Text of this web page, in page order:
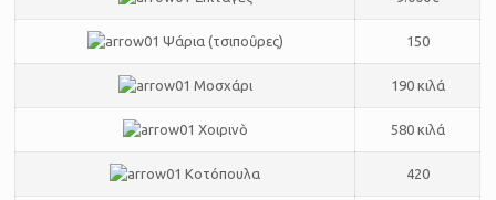
Ψάρια (τσιποῦρες) 150
Μοσχάρι 190 κιλά
Χοιρινὸ 580 κιλά
Kοτόπουλα 420